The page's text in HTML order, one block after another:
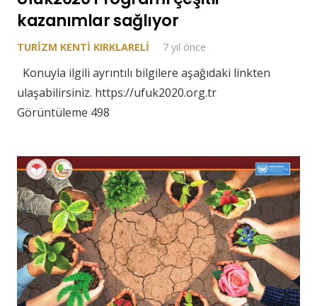
kazanımlar sağlıyor
TURIZM KENTI KIRKLARELI 7 yıl önce
Konuyla ilgili ayrıntılı bilgilere aşağıdaki linkten
ulaşabilirsiniz. https://ufuk2020.org.tr
Görüntüleme 498